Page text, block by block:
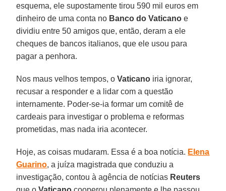
esquema, ele supostamente tirou 590 mil euros em
dinheiro de uma conta no Banco do Vaticano e
dividiu entre 50 amigos que, então, deram a ele
cheques de bancos italianos, que ele usou para
pagar a penhora.
Nos maus velhos tempos, oVaticano iria ignorar,
recusar a responder e a lidar com a questão
internamente. Poder-se-ia formar um comitê de
cardeais para investigar o problema e reformas
prometidas, mas nada iria acontecer.
Hoje, as coisas mudaram. Essa é a boa notícia. Elena
Guarino, a juíza magistrada que conduziu a
investigação, contou à agência de notícias Reuters